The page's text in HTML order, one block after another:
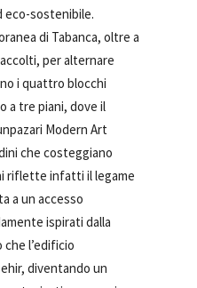
eco-sostenibile.
di Tabanca, oltre a
per alternare
i quattro blocchi
a tre piani, dove il
Modern Art
che costeggiano
riflette infatti il legame
a un accesso
ispirati dalla
l’edificio
diventando un